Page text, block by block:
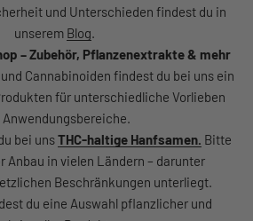
und Unterschieden findest du in
unserem Blog.
– Zubehör, Pflanzenextrakte & mehr
Cannabinoiden findest du bei uns ein
für unterschiedliche Vorlieben
Anwendungsbereiche.
bei unsTHC-haltige Hanfsamen. Bitte
Anbau in vielen Ländern – darunter
Beschränkungen unterliegt.
du eine Auswahl pflanzlicher und